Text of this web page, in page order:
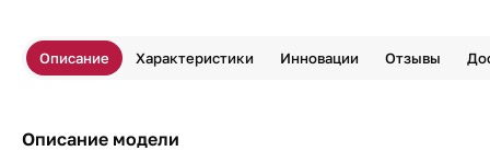
Описание Характеристики Инновации Отзывы
Описание модели